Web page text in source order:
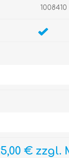
1008410
€ zzgl.